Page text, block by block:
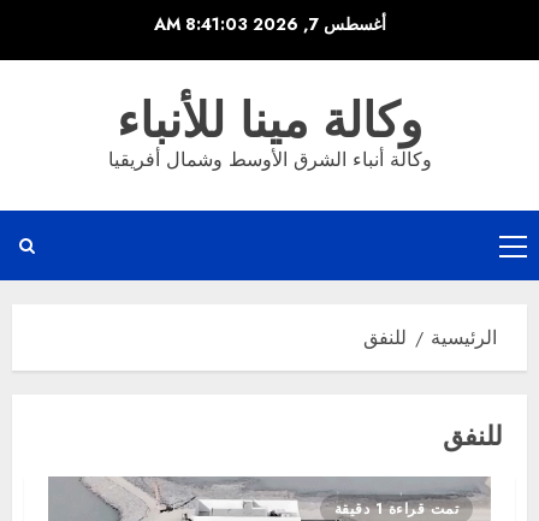
أغسطس 7, 2026 8:41:03 AM
وكالة مينا للأنباء
وكالة أنباء الشرق الأوسط وشمال أفريقيا
القائمة
الرئيسية
الرئيسية للنفق
للنفق
تمت قراءة 1 دقيقة